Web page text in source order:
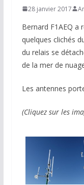
28 janvier 2017
Bernard F1AEQ a
quelques clichés
du relais se
de la mer de
Les antennes
(Cliquez sur les